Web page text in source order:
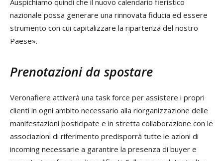
nazionale possa generare una rinnovata fiducia ed essere
strumento con cui capitalizzare la ripartenza del nostro
Paese».
Prenotazioni da spostare
Veronafiere attiverà una task force per assistere i propri
clienti in ogni ambito necessario alla riorganizzazione delle
manifestazioni posticipate e in stretta collaborazione con le
associazioni di riferimento predisporrà tutte le azioni di
incoming necessarie a garantire la presenza di buyer e